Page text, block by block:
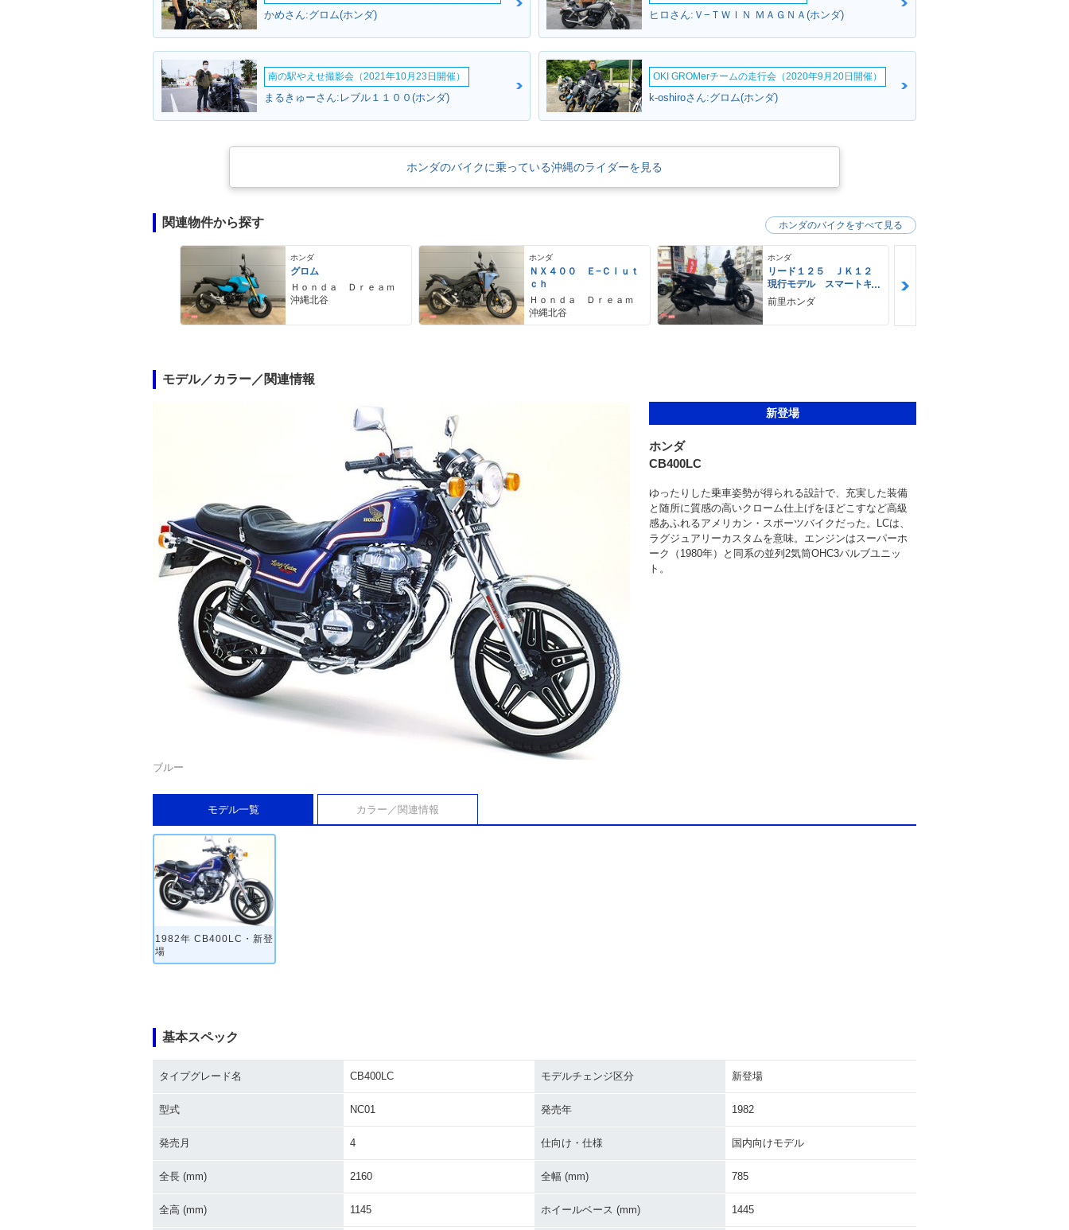
かめさん:グロム(ホンダ) ヒロさん:Ｖ−ＴＷＩＮ ＭＡＧＮＡ(ホンダ)
南の駅やえせ撮影会（2021年10月23日開催）
まるきゅーさん:レブル１１００(ホンダ)
OKI GROMerチームの走行会（2020年9月20日開催）
k-oshiroさん:グロム(ホンダ)
ホンダのバイクに乗っている沖縄のライダーを見る
関連物件から探す
ホンダ
グロム
Ｈｏｎｄａ Ｄｒｅａｍ
沖縄北谷
ホンダ
ＮＸ４００ Ｅ−Ｃｌｕｔ
ｃｈ
Ｈｏｎｄａ Ｄｒｅａｍ
沖縄北谷
ホンダ
リード１２５ ＪＫ１２
現行モデル スマートキ
ー ＬＥＤヘッドライ
ト Ｔｙｐｅ−Ｃ
前里ホンダ
ホンダのバイクをすべて見る
モデル／カラー／関連情報
ブルー
新登場
ホンダ
CB400LC
ゆったりした乗車姿勢が得られる設計で、充実した装備
と随所に質感の高いクローム仕上げをほどこすなど高級
感あふれるアメリカン・スポーツバイクだった。LCは、
ラグジュアリーカスタムを意味。エンジンはスーパーホ
ーク（1980年）と同系の並列2気筒OHC3バルブユニッ
ト。
モデル一覧 カラー／関連情報
1982年 CB400LC・新登
場
基本スペック
タイプグレード名 CB400LC モデルチェンジ区分 新登場
型式 NC01 発売年 1982
発売月 4 仕向け・仕様 国内向けモデル
全長 (mm) 2160 全幅 (mm) 785
全高 (mm) 1145 ホイールベース (mm) 1445